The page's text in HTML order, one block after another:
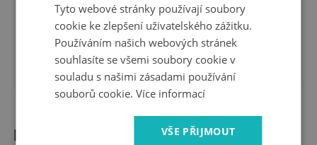
doručení
bezpečné
nakupování
1 rok
záruka
10 let
na trhu
Informace o produktu:
Tyto webové stránky používají soubory
cookie ke zlepšení uživatelského zážitku.
Používáním našich webových stránek
souhlasíte se všemi soubory cookie v
souladu s našimi zásadami používání
souborů cookie.Více informací
VŠE PŘIJMOUT